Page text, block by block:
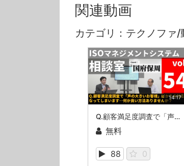
関連動画
カテゴリ：テクノファ/
14:17
Q.顧客満足度調査で「声の大きいお客様」ばかりの対応になってしまいます…何か良い方法ありませんか？（ISOマネジメントシステム相談室・第54回）
無料
88 0